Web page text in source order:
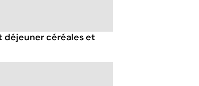
déjeuner céréales et